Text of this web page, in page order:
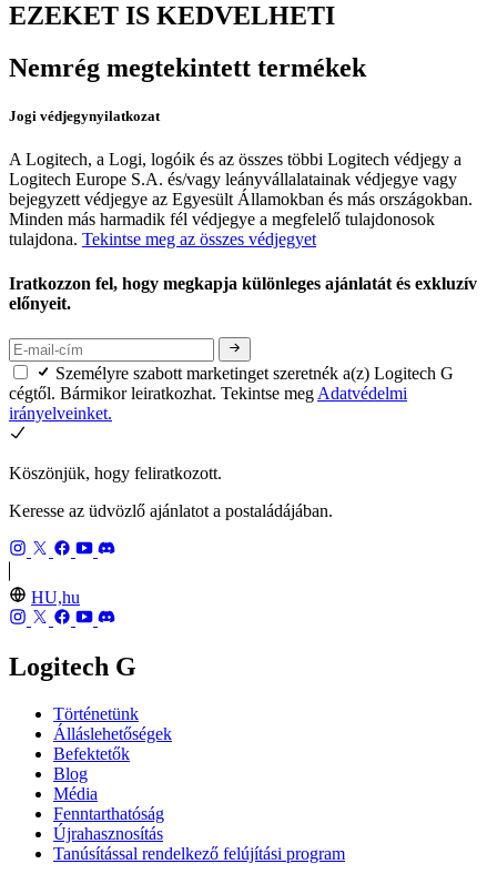
EZEKET IS KEDVELHETI
Nemrég megtekintett termékek
Jogi védjegynyilatkozat
A Logitech, a Logi, logóik és az összes többi Logitech védjegy a
Logitech Europe S.A. és/vagy leányvállalatainak védjegye vagy
bejegyzett védjegye az Egyesült Államokban és más országokban.
Minden más harmadik fél védjegye a megfelelő tulajdonosok
tulajdona. Tekintse meg az összes védjegyet
Iratkozzon fel, hogy megkapja különleges ajánlatát és exkluzív
előnyeit.
Személyre szabott marketinget szeretnék a(z) Logitech G
cégtől. Bármikor leiratkozhat. Tekintse meg Adatvédelmi
irányelveinket.
Köszönjük, hogy feliratkozott.
Keresse az üdvözlő ajánlatot a postaládájában.
HU,hu
Logitech G
Történetünk
Álláslehetőségek
Befektetők
Blog
Média
Fenntarthatóság
Újrahasznosítás
Tanúsítással rendelkező felújítási program